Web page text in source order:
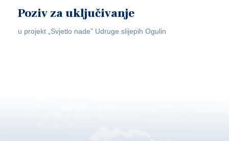
Poziv za uključivanje
u projekt „Svjetlo nade” Udruge slijepih Ogulin